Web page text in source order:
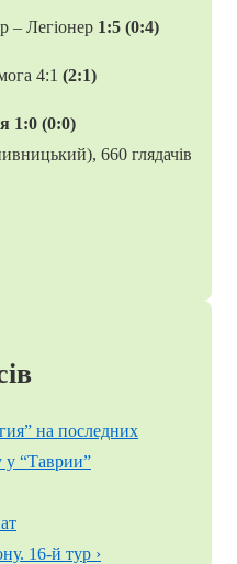
– Легіонер 1:5 (0:4)
4:1 (2:1)
1:0 (0:0)
660 глядачів
на последних
у “Таврии”
16-й тур ›